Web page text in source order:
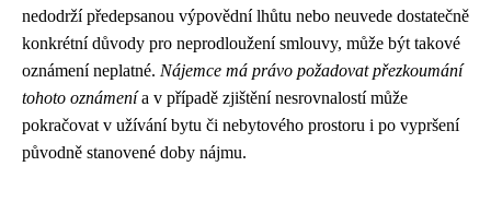
nedodrží předepsanou výpovědní lhůtu nebo neuvede dostatečně
konkrétní důvody pro neprodloužení smlouvy, může být takové
oznámení neplatné. Nájemce má právo požadovat přezkoumání
tohoto oznámenía v případě zjištění nesrovnalostí může
pokračovat v užívání bytu či nebytového prostoru i po vypršení
původně stanovené doby nájmu.